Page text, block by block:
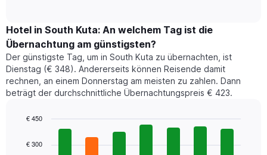
den
durchschnittlichen
Zimmerpreis
im
jeweiligen
Monat
an.
Diagramm
Hotel in South Kuta: An welchem Tag ist die
Übernachtung am günstigsten?
Der günstigste Tag, um in South Kuta zu übernachten, ist
Dienstag (€ 348). Andererseits können Reisende damit
rechnen, an einem Donnerstag am meisten zu zahlen. Dann
beträgt der durchschnittliche Übernachtungspreis € 423.
chart
€ 300
€ 450